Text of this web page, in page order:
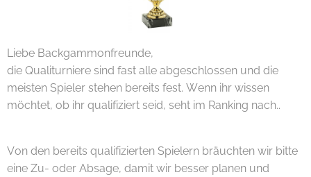
Liebe Backgammonfreunde,
die Qualiturniere sind fast alle abgeschlossen und die
meisten Spieler stehen bereits fest. Wenn ihr wissen
möchtet, ob ihr qualifiziert seid, seht im Ranking nach..
Von den bereits qualifizierten Spielern bräuchten wir bitte
eine Zu- oder Absage, damit wir besser planen und